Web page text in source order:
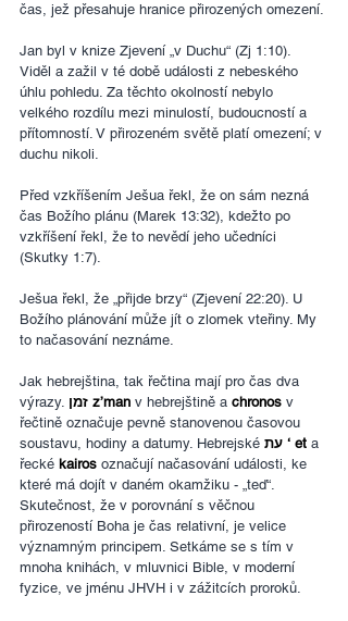
čas, jež přesahuje hranice přirozených omezení.
Jan byl v knize Zjevení „v Duchu“ (Zj 1:10).
Viděl a zažil v té době události z nebeského
úhlu pohledu. Za těchto okolností nebylo
velkého rozdílu mezi minulostí, budoucností a
přítomností. V přirozeném světě platí omezení; v
duchu nikoli.
Před vzkříšením Ješua řekl, že on sám nezná
čas Božího plánu (Marek 13:32), kdežto po
vzkříšení řekl, že to nevědí jeho učedníci
(Skutky 1:7).
Ješua řekl, že „přijde brzy“ (Zjevení 22:20). U
Božího plánování může jít o zlomek vteřiny. My
to načasování neznáme.
Jak hebrejština, tak řečtina mají pro čas dva
výrazy.
זמן z’man v hebrejštině a chronos v
řečtině označuje pevně stanovenou časovou
soustavu, hodiny a datumy. Hebrejské
עת ‘ et a
řecké kairos označují načasování události, ke
které má dojít v daném okamžiku - „teď“.
Skutečnost, že v porovnání s věčnou
přirozeností Boha je čas relativní, je velice
významným principem. Setkáme se s tím v
mnoha knihách, v mluvnici Bible, v moderní
fyzice, ve jménu JHVH i v zážitcích proroků.